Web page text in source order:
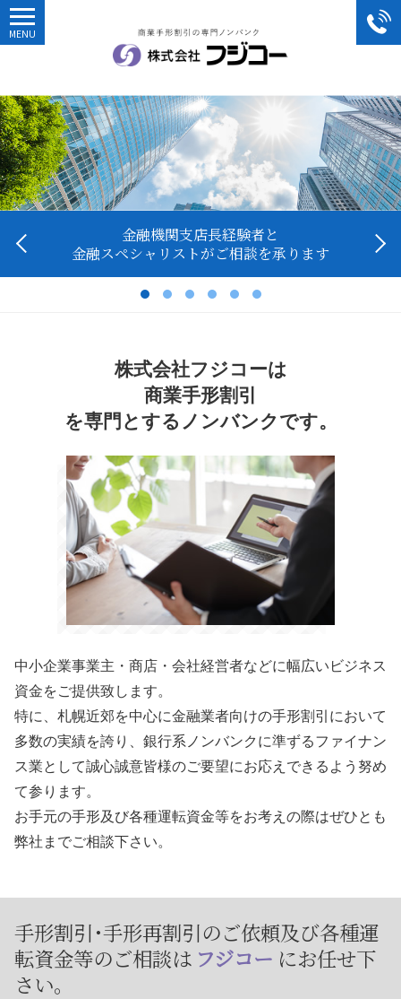
金融機関支店長経験者と
金融スペシャリストがご相談を承ります
各種手数料が無料！
諸経費がかかりません
24時間受付で迅速な
“オンライン見積もり”をご利用下さい
銀行からの資金調達率100％
低金利を実現しお客様のご負担を軽減致します
実質年率 5.0％～20.0％
お客様のビジネスを円滑に･･･
スピード審査で対応いたします
株式会社フジコーは
商業手形割引
を専門とするノンバンクです。
中小企業事業主・商店・会社経営者などに幅広いビジネス
資金をご提供致します。
特に、札幌近郊を中心に金融業者向けの手形割引において
多数の実績を誇り、銀行系ノンバンクに準ずるファイナン
ス業として誠心誠意皆様のご要望にお応えできるよう努め
て参ります。
お手元の手形及び各種運転資金等をお考えの際はぜひとも
弊社までご相談下さい。
手形割引･手形再割引のご依頼及び各種運
転資金等のご相談は フジコー にお任せ下
さい。